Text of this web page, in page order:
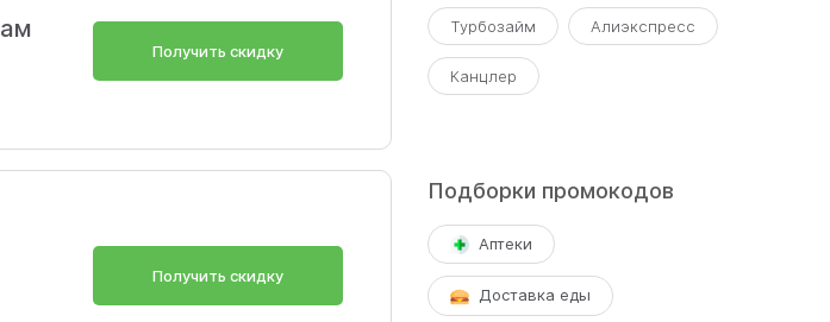
Получить скидку
Получить скидку
Турбозайм Алиэкспресс
Канцлер
Подборки промокодов
Аптеки
Доставка еды